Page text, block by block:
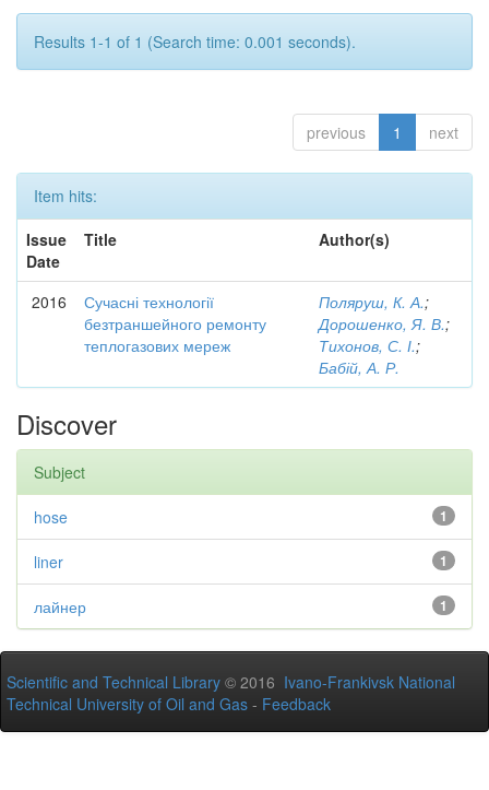
Results 1-1 of 1 (Search time: 0.001 seconds).
previous 1 next
Item hits:
Issue
Date
Title Author(s)
2016
Сучасні технології
безтраншейного ремонту
теплогазових мереж
Поляруш, К. А.;
Дорошенко, Я. В.;
Тихонов, С. І.;
Бабій, А. Р.
Discover
Subject
1
hose
1
liner
1
лайнер
Scientific and Technical Library © 2016 Ivano-Frankivsk National
Technical University of Oil and Gas - Feedback